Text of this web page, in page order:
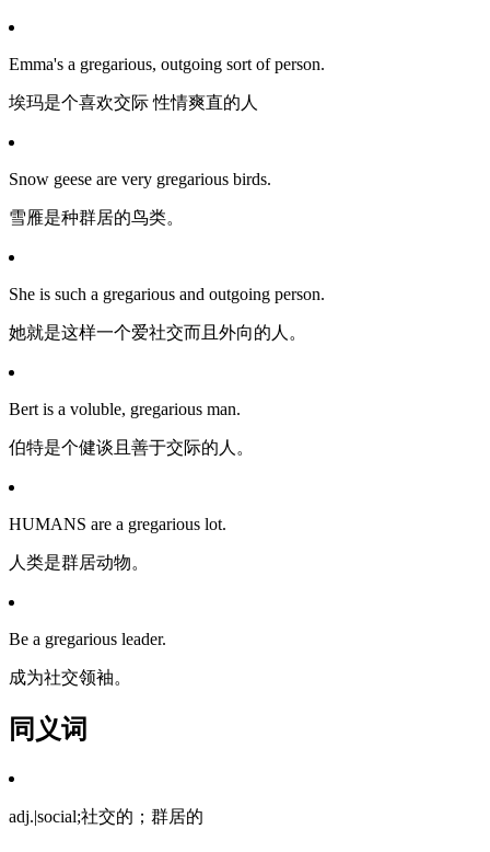
Emma's a gregarious, outgoing sort of person.
埃玛是个喜欢交际 性情爽直的人
Snow geese are very gregarious birds.
雪雁是种群居的鸟类。
She is such a gregarious and outgoing person.
她就是这样一个爱社交而且外向的人。
Bert is a voluble, gregarious man.
伯特是个健谈且善于交际的人。
HUMANS are a gregarious lot.
人类是群居动物。
Be a gregarious leader.
成为社交领袖。
同义词
adj.|social;社交的；群居的